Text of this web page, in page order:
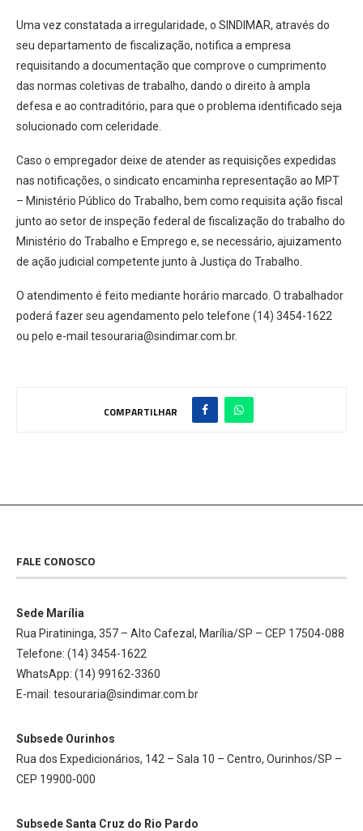
Uma vez constatada a irregularidade, o SINDIMAR, através do
seu departamento de fiscalização, notifica a empresa
requisitando a documentação que comprove o cumprimento
das normas coletivas de trabalho, dando o direito à ampla
defesa e ao contraditório, para que o problema identificado seja
solucionado com celeridade.
Caso o empregador deixe de atender as requisições expedidas
nas notificações, o sindicato encaminha representação ao MPT
– Ministério Público do Trabalho, bem como requisita ação fiscal
junto ao setor de inspeção federal de fiscalização do trabalho do
Ministério do Trabalho e Emprego e, se necessário, ajuizamento
de ação judicial competente junto à Justiça do Trabalho.
O atendimento é feito mediante horário marcado. O trabalhador
poderá fazer seu agendamento pelo telefone (14) 3454-1622
ou pelo e-mail tesouraria@sindimar.com.br.
COMPARTILHAR
FALE CONOSCO
Sede Marília
Rua Piratininga, 357 – Alto Cafezal, Marília/SP – CEP 17504-088
Telefone: (14) 3454-1622
WhatsApp: (14) 99162-3360
E-mail: tesouraria@sindimar.com.br
Subsede Ourinhos
Rua dos Expedicionários, 142 – Sala 10 – Centro, Ourinhos/SP –
CEP 19900-000
Subsede Santa Cruz do Rio Pardo